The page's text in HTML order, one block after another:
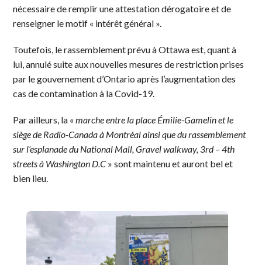
nécessaire de remplir une attestation dérogatoire et de
renseigner le motif « intérêt général ».
Toutefois, le rassemblement prévu à Ottawa est, quant à
lui, annulé suite aux nouvelles mesures de restriction prises
par le gouvernement d’Ontario après l’augmentation des
cas de contamination à la Covid-19.
Par ailleurs, la «marche entre la place Émilie-Gamelin et le
siège de Radio-Canada à Montréal ainsi que du rassemblement
sur l’esplanade du National Mall, Gravel walkway, 3rd – 4th
streets à Washington D.C » sont maintenu et auront bel et
bien lieu.